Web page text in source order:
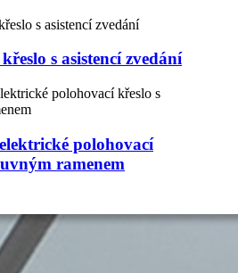
s asistencí zvedání
polohovací
ramenem